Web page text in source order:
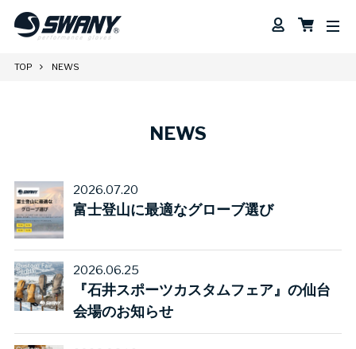
TOP NEWS
NEWS
2026.07.20
富士登山に最適なグローブ選び
2026.06.25
『石井スポーツカスタムフェア』の仙台
会場のお知らせ